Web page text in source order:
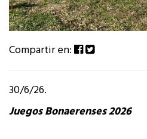
Compartir en:
30/6/26.
Juegos Bonaerenses 2026